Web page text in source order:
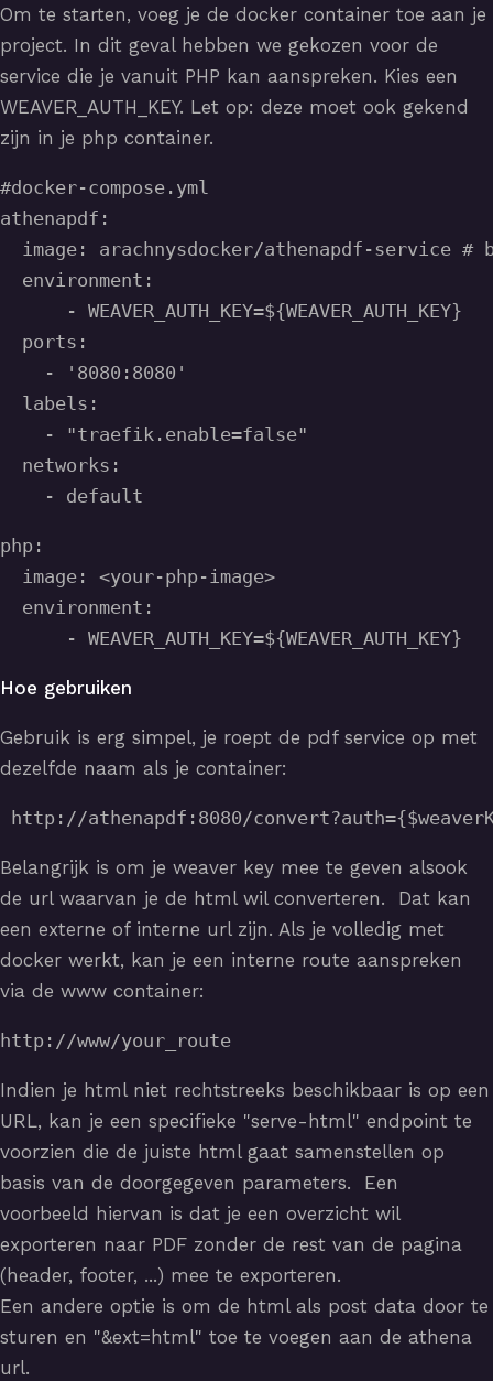
Om te starten, voeg je de docker container toe aan je
project. In dit geval hebben we gekozen voor de
service die je vanuit PHP kan aanspreken. Kies een
WEAVER_AUTH_KEY. Let op: deze moet ook gekend
zijn in je php container.
#docker-compose.yml
athenapdf:
image: arachnysdocker/athenapdf-service #
  environment:
      - WEAVER_AUTH_KEY=${WEAVER_AUTH_KEY}
  ports:
    - '8080:8080'
  labels:
    - "traefik.enable=false"
  networks:
php:
  image: <your-php-image>
  environment:
Hoe gebruiken
Gebruik is erg simpel, je roept de pdf service op met
dezelfde naam als je container:
http://athenapdf:8080/
Belangrijk is om je weaver key mee te geven alsook
de url waarvan je de html wil converteren. Dat kan
een externe of interne url zijn. Als je volledig met
docker werkt, kan je een interne route aanspreken
via de www container:
http://www/your_route
Indien je html niet rechtstreeks beschikbaar is op een
URL, kan je een specifieke "serve-html" endpoint te
voorzien die de juiste html gaat samenstellen op
basis van de doorgegeven parameters. Een
voorbeeld hiervan is dat je een overzicht wil
exporteren naar PDF zonder de rest van de pagina
(header, footer, ...) mee te exporteren.
Een andere optie is om de html als post data door te
sturen en "&ext=html" toe te voegen aan de athena
url.